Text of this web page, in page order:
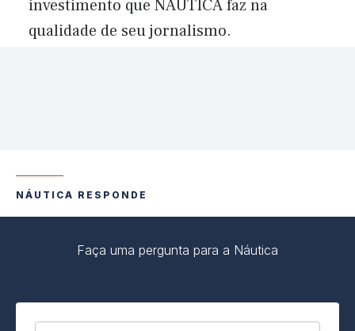
investimento que NÁUTICA faz na
qualidade de seu jornalismo.
NÁUTICA RESPONDE
Faça uma pergunta para a Náutica